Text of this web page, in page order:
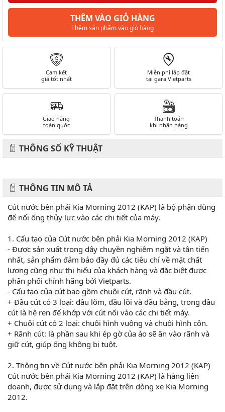
THÊM VÀO GIỎ HÀNG
Thêm sản phẩm vào giỏ hàng
Cam kết
giá tốt nhất
Miễn phí lắp đặt
tại gara Vietparts
Giao hàng
toàn quốc
Thanh toán
khi nhận hàng
THÔNG SỐ KỸ THUẬT
THÔNG TIN MÔ TẢ
Cút nước bên phải Kia Morning 2012 (KAP) là bộ phận dùng
để nối ống thủy lực vào các chi tiết của máy.
1. Cấu tạo của Cút nước bên phải Kia Morning 2012 (KAP)
- Được sản xuất trong dây chuyền nghiêm ngặt và tân tiến
nhất, sản phẩm đảm bảo đầy đủ các tiêu chí về mặt chất
lượng cũng như thị hiếu của khách hàng và đặc biệt được
phân phối chính hãng bởi Vietparts.
- Cấu tạo của cút bao gồm chuôi cút, rãnh và đầu cút.
+ Đầu cút có 3 loại: đầu lõm, đầu lồi và đầu bằng, trong đầu
cút là hệ ren để khớp với cút nối vào các chi tiết máy.
+ Chuôi cút có 2 loại: chuôi hình vuông và chuôi hình côn.
+ Rãnh cút: là phần sau khi ép gờ của áo sẽ ăn vào rãnh và
giữ cút, giúp ống không bị tuột.
2. Thông tin về Cút nước bên phải Kia Morning 2012 (KAP)
Cút nước bên phải Kia Morning 2012 (KAP) là hàng liên
doanh, được sử dụng và lắp đặt trên dòng xe Kia Morning
2012.